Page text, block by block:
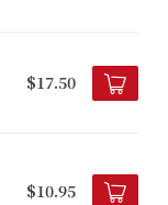
$17.50
$10.95